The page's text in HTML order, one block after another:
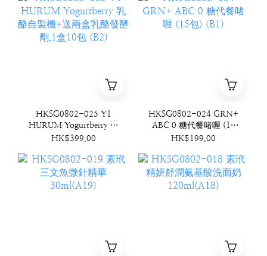
HKSG0802-025 Y1
HURUM Yogurtberry 乳
酪自製機+送兩盒乳酪發
HK$399.00
HKSG0802-024 GRN+
ABC 0 糖代餐啫喱 (15
包) (B1)
HK$199.00